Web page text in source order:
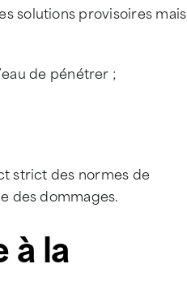
solutions provisoires mais
de pénétrer ;
strict des normes de
des dommages.
à la